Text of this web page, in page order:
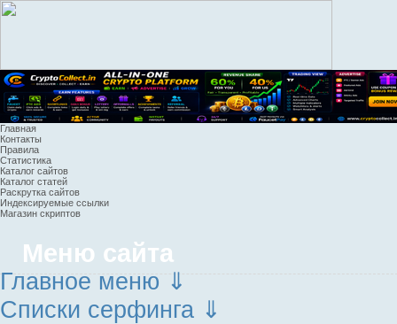
Главная
Контакты
Правила
Статистика
Каталог сайтов
Каталог статей
Раскрутка сайтов
Индексируемые ссылки
Магазин скриптов
Меню сайта
Главное меню ⇓
Списки серфинга ⇓